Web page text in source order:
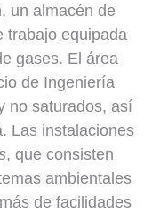
un almacén de
trabajo equipada
gases. El área
de Ingeniería
no saturados, así
Las instalaciones
, que consisten
ambientales
de facilidades